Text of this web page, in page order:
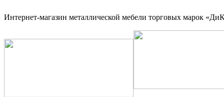
Интернет-магазин металлической мебели торговых марок